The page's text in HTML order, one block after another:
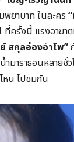
ยาบาท ในละคร
ที่ครั้งนี้ แรงอาฆา
สกุลอ่องอำไพ”
ำมาราธอนหลายชั่
หน ไปชมกัน